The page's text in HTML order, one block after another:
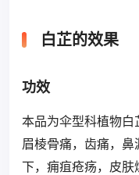
白芷的效果
功效
本品为伞型科植物白
眉棱骨痛，齿痛，
下，痈疽疮疡，皮肤